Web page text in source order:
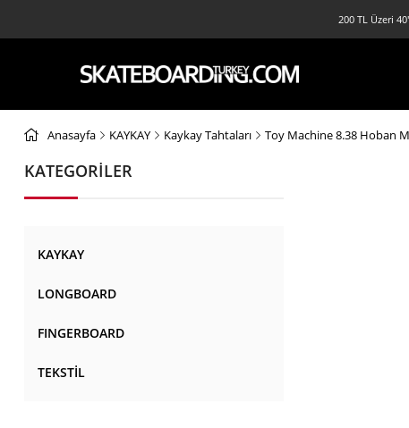
200 TL Üzeri
Anasayfa KAYKAY Kaykay Tahtaları Toy Machine 8.38 Hoban
KATEGORİLER
KAYKAY
LONGBOARD
FINGERBOARD
TEKSTİL